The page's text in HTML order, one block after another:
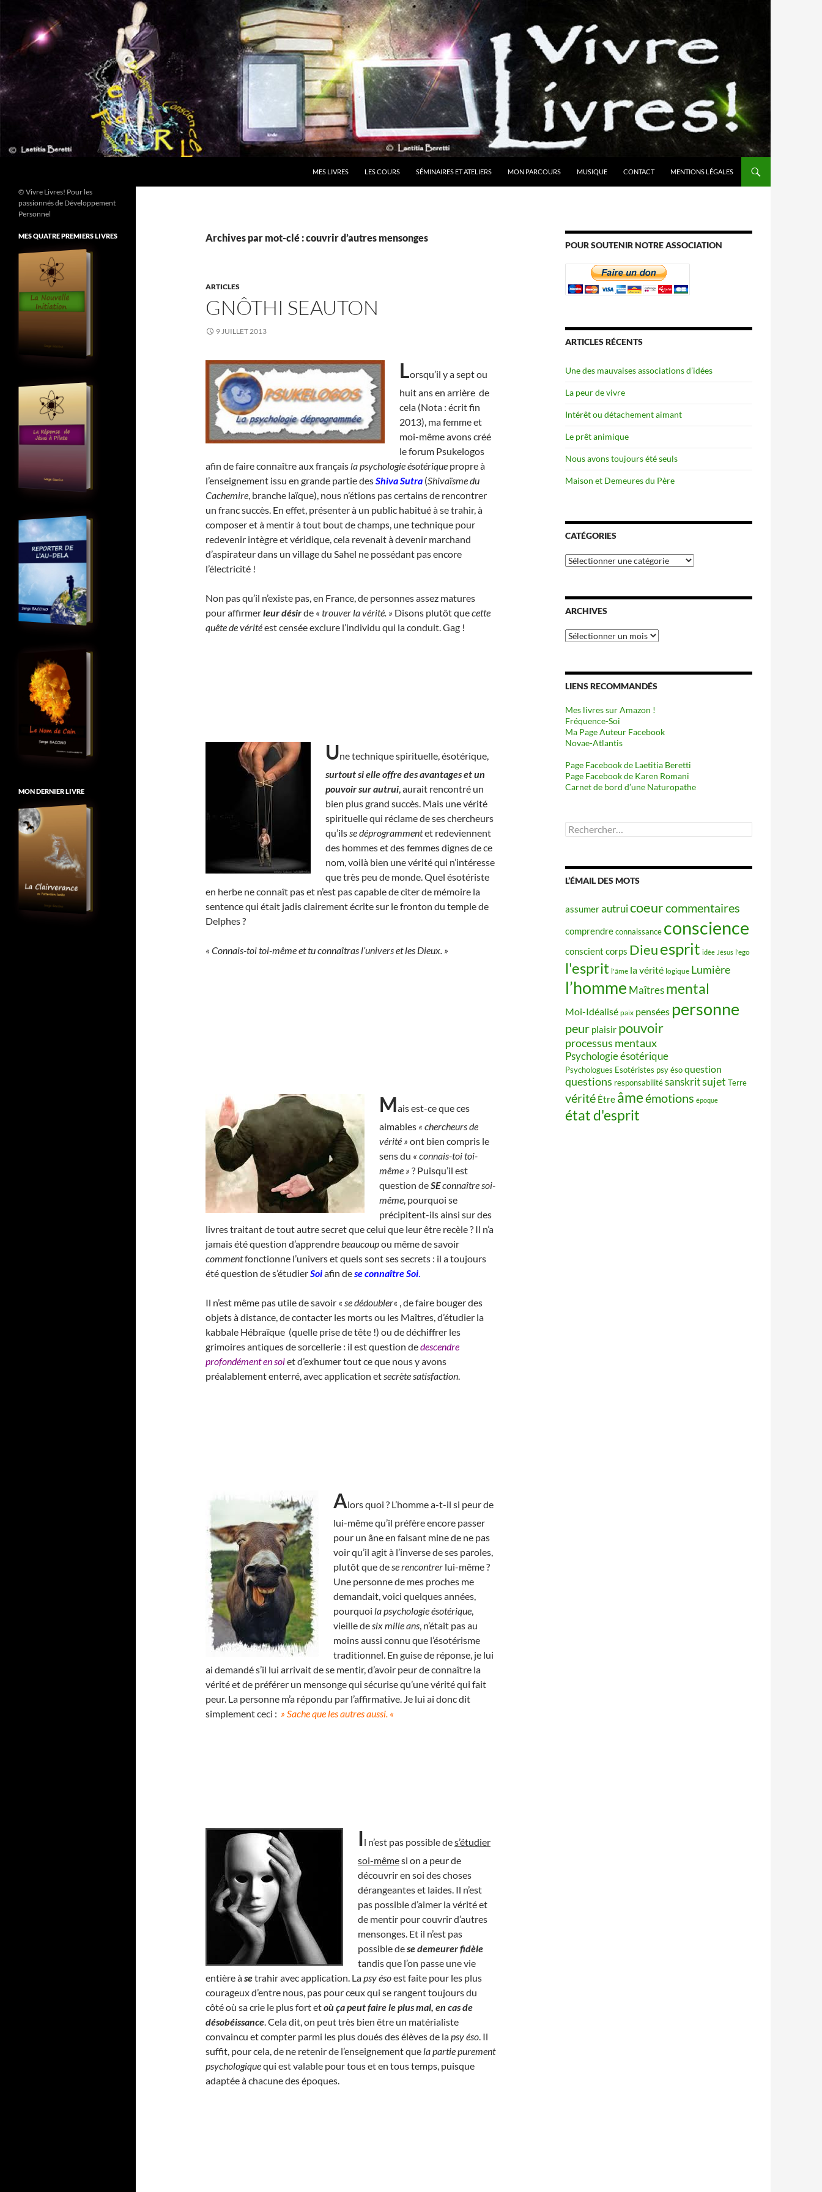
contenu
MES LIVRES LES COURS SÉMINAIRES ET ATELIERS MON PARCOURS MUSIQUE CONTACT MENTIONS LÉGALES
Archives par mot-clé : couvrir d’autres mensonges
ARTICLES
GNÔTHI SEAUTON
9 JUILLET 2013
Lorsqu’il y a sept ou
huit ans en arrière de
cela (Nota : écrit fin
2013), ma femme et
moi-même avons créé
le forum Psukelogos
afin de faire connaître aux français la psychologie ésotérique propre à
l’enseignement issu en grande partie desShiva Sutra (Shivaïsme du
Cachemire, branche laïque), nous n’étions pas certains de rencontrer
un franc succès. En effet, présenter à un public habitué à se trahir, à
composer et à mentir à tout bout de champs, une technique pour
redevenir intègre et véridique, cela revenait à devenir marchand
d’aspirateur dans un village du Sahel ne possédant pas encore
l’électricité !
Non pas qu’il n’existe pas, en France, de personnes assez matures
pour affirmerleur désirde « trouver la vérité. » Disons plutôt quecette
quête de véritéest censée exclure l’individu qui la conduit. Gag !
Une technique spirituelle, ésotérique,
surtout si elle offre des avantages et un
pouvoir sur autrui, aurait rencontré un
bien plus grand succès. Mais une vérité
spirituelle qui réclame de ses chercheurs
qu’ilsse déprogrammentet redeviennent
des hommes et des femmes dignes de ce
nom, voilà bien une vérité qui n’intéresse
que très peu de monde. Quel ésotériste
en herbe ne connaît pas et n’est pas capable de citer de mémoire la
sentence qui était jadis clairement écrite sur le fronton du temple de
Delphes ?
« Connais-toi toi-même et tu connaîtras l’univers et les Dieux. »
Mais est-ce que ces
aimables « chercheurs de
vérité » ont bien compris le
sens du « connais-toi toi-
même » ? Puisqu’il est
question deSEconnaître soi-
même, pourquoi se
précipitent-ils ainsi sur des
livres traitant de tout autre secret que celui que leur être recèle ? Il n’a
jamais été question d’apprendrebeaucoupou même de savoir
commentfonctionne l’univers et quels sont ses secrets : il a toujours
été question de s’étudierSoiafin dese connaître Soi.
Il n’est même pas utile de savoir « se dédoubler« , de faire bouger des
objets à distance, de contacter les morts ou les Maîtres, d’étudier la
kabbale Hébraïque (quelle prise de tête !) ou de déchiffrer les
grimoires antiques de sorcellerie : il est question dedescendre
profondément en soiet d’exhumer tout ce que nous y avons
préalablement enterré, avec application etsecrète satisfaction.
Alors quoi ? L’homme a-t-il si peur de
lui-même qu’il préfère encore passer
pour un âne en faisant mine de ne pas
voir qu’il agit à l’inverse de ses paroles,
plutôt que dese rencontrer lui-même ?
Une personne de mes proches me
demandait, voici quelques années,
pourquoi la psychologie ésotérique,
vieille desix mille ans, n’était pas au
moins aussi connu que l’ésotérisme
traditionnel. En guise de réponse, je lui
ai demandé s’il lui arrivait de se mentir, d’avoir peur de connaître la
vérité et de préférer un mensonge qui sécurise qu’une vérité qui fait
peur. La personne m’a répondu par l’affirmative. Je lui ai donc dit
simplement ceci : » Sache que les autres aussi. «
Il n’est pas possible des’étudier
soi-mêmesi on a peur de
découvrir en soi des choses
dérangeantes et laides. Il n’est
pas possible d’aimer la vérité et
de mentir pour couvrir d’autres
mensonges. Et il n’est pas
possible dese demeurer fidèle
tandis que l’on passe une vie
entière àsetrahir avec application. Lapsy ésoest faite pour les plus
courageux d’entre nous, pas pour ceux qui se rangent toujours du
côté où sa crie le plus fort etoù ça peut faire le plus mal, en cas de
désobéissance. Cela dit, on peut très bien être un matérialiste
convaincu et compter parmi les plus doués des élèves de lapsy éso. Il
suffit, pour cela, de ne retenir de l’enseignement que la partie purement
psychologiquequi est valable pour tous et en tous temps, puisque
adaptée à chacune des époques.
POUR SOUTENIR NOTRE ASSOCIATION
ARTICLES RÉCENTS
Une des mauvaises associations d’idées
La peur de vivre
Intérêt ou détachement aimant
Le prêt animique
Nous avons toujours été seuls
Maison et Demeures du Père
CATÉGORIES
Catégories
ARCHIVES
Archives
LIENS RECOMMANDÉS
Mes livres sur Amazon !
Fréquence-Soi
Ma Page Auteur Facebook
Novae-Atlantis
Page Facebook de Laetitia Beretti
Page Facebook de Karen Romani
Carnet de bord d’une Naturopathe
Rechercher :
L’ÉMAIL DES MOTS
assumerautruicoeurcommentaires
comprendreconnaissance conscience
conscient corps Dieuesprit idée Jésus l'ego
l'esprit l'âme la vérité logique Lumière
l’homme Maîtres mental
Moi-Idéalisé paix pensées personne
peur plaisir pouvoir
processus mentaux
Psychologie ésotérique
Psychologues Esotéristes psy ésoquestion
questions responsabilitésanskritsujet Terre
vérité Être âmeémotions époque
état d'esprit
© Vivre Livres! Pour les
passionnés de Développement
Personnel
MES QUATRE PREMIERS LIVRES
MON DERNIER LIVRE